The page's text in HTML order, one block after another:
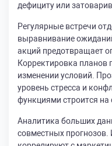
дефициту или
Регулярные встречи
выравнивание
акций предотвращает
Корректировка планов
изменении условий.
уровень стресса и
функциями строится на
Аналитика больших
совместных